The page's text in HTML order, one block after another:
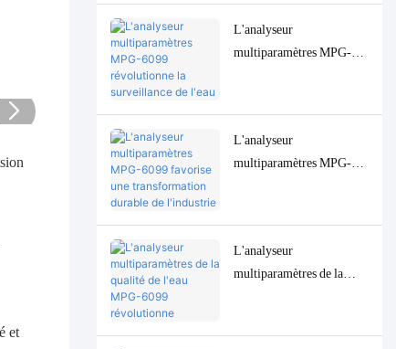
L'analyseur
multiparamètres MPG-
l'industrie indonésienne de
l'huile de palme.
L'analyseur
multiparamètres MPG-
l'industrie de la pâte à
papier en Indonésie
L'analyseur
multiparamètres de la
l'industrie pétrolière et